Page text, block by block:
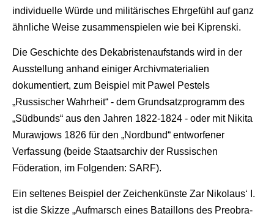
individuelle Würde und militärisches Ehrgefühl auf ganz
ähnliche Weise zusammenspielen wie bei Kiprenski.
Die Geschichte des Dekabristenaufstands wird in der
Ausstellung anhand einiger Archivmaterialien
dokumentiert, zum Beispiel mit Pawel Pestels
„Russischer Wahrheit“ - dem Grundsatzprogramm des
„Südbunds“ aus den Jahren 1822-1824 - oder mit Nikita
Murawjows 1826 für den „Nordbund“ entworfener
Verfassung (beide Staatsarchiv der Russischen
Föderation, im Folgenden: SARF).
Ein seltenes Beispiel der Zeichenkünste Zar Nikolaus‘ I.
ist die Skizze „Aufmarsch eines Bataillons des Preobra-